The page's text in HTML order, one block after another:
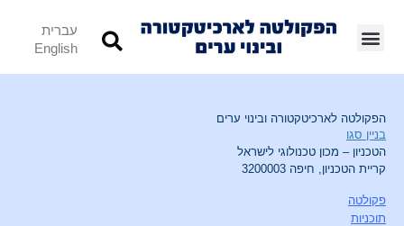
עברית
English
הפקולטה לארכיטקטורה ובינוי ערים
בניין סגו
הטכניון – מכון טכנולוגי לישראל
קריית הטכניון, חיפה 3200003
פקולטה
תוכניות